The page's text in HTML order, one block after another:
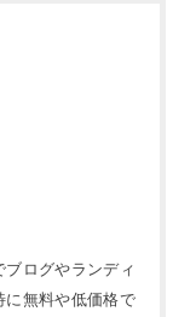
ログやランディ
に無料や低価格で